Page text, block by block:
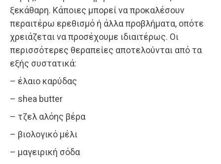
ξεκάθαρη. Κάποιες μπορεί να προκαλέσουν
περαιτέρω ερεθισμό ή άλλα προβλήματα, οπότε
χρειάζεται να προσέχουμε ιδιαιτέρως. Οι
περισσότερες θεραπείες αποτελούνται από τα
εξής συστατικά:
– έλαιο καρύδας
– shea butter
– τζελ αλόης βέρα
– βιολογικό μέλι
– μαγειρική σόδα